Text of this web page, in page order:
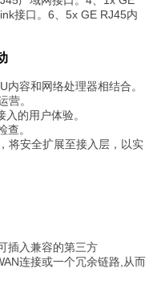
接口。6、5x GE RJ45内
容和网络处理器相结合。
营。
的用户体验。
。
将安全扩展至接入层，以实
插入兼容的第三方
连接或一个冗余链路,从而